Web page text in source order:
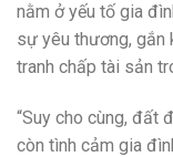
nằm ở yếu tố gia
sự yêu thương, gắn
tranh chấp tài sản
“Suy cho cùng, đất
còn tình cảm gia